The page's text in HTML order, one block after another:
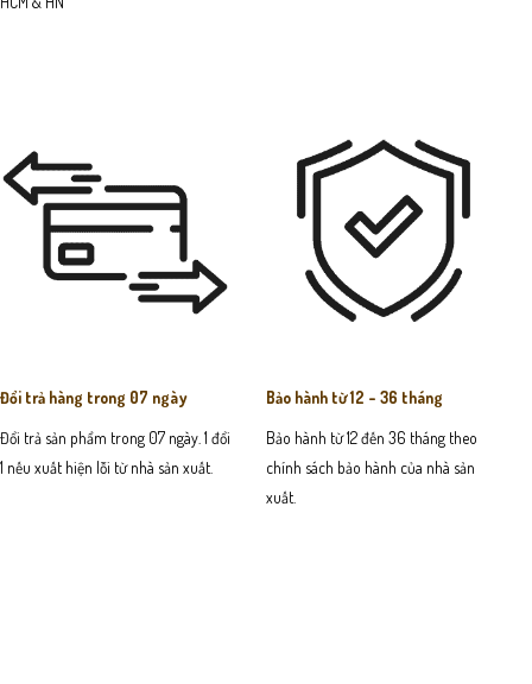
Đổi trả hàng trong 07 ngày
Đổi trả sản phẩm trong 07 ngày. 1 đổi
1 nếu xuất hiện lỗi từ nhà sản xuất.
Bảo hành từ 12 - 36 tháng
Bảo hành từ 12 đến 36 tháng theo
chính sách bảo hành của nhà sản
xuất.